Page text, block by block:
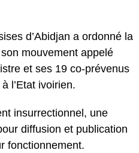
d’Abidjan a ordonné la
mouvement appelé
et ses 19 co-prévenus
l’Etat ivoirien.
insurrectionnel, une
diffusion et publication
fonctionnement.